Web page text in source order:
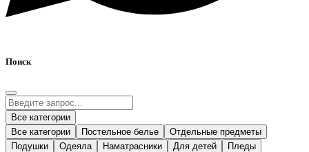
Поиск
Все категории
Все категории
Постельное белье
Отдельные предметы
Подушки
Одеяла Наматрасники Для детей
Пледы